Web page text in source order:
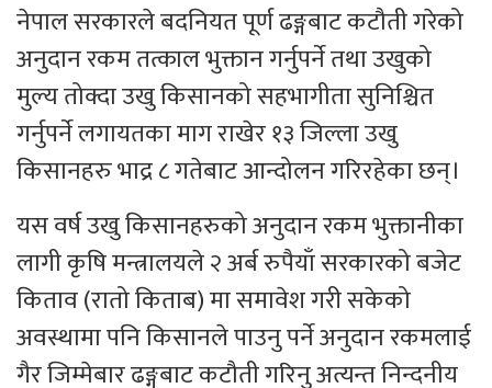
नेपाल सरकारले बदनियत पूर्ण ढङ्गबाट कटौती गरेको
अनुदान रकम तत्काल भुक्तान गर्नुपर्ने तथा उखुको
मुल्य तोक्दा उखु किसानको सहभागीता सुनिश्चित
गर्नुपर्ने लगायतका माग राखेर १३ जिल्ला उखु
किसानहरु भाद्र ८ गतेबाट आन्दोलन गरिरहेका छन्।
यस वर्ष उखु किसानहरुको अनुदान रकम भुक्तानीका
लागी कृषि मन्त्रालयले २ अर्ब रुपैयाँ सरकारको बजेट
किताव (रातो किताब) मा समावेश गरी सकेको
अवस्थामा पनि किसानले पाउनु पर्ने अनुदान रकमलाई
गैर जिम्मेबार ढङ्गबाट कटौती गरिनु अत्यन्त निन्दनीय